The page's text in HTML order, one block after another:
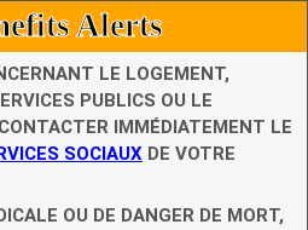
Alerts
LE LOGEMENT,
PUBLICS OU LE
IMMÉDIATEMENT LE
SOCIAUX DE VOTRE
OU DE DANGER DE MORT,